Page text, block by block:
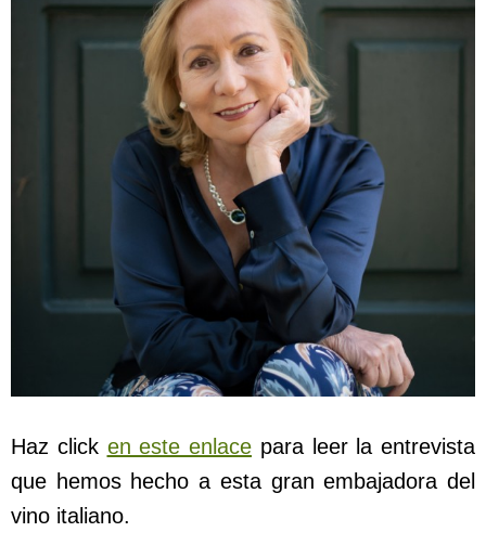
Haz click en este enlace para leer la entrevista
que hemos hecho a esta gran embajadora del
vino italiano.